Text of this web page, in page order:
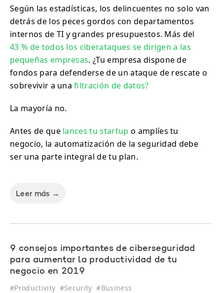
Según las estadísticas, los delincuentes no solo van
detrás de los peces gordos con departamentos
internos de TI y grandes presupuestos. Más del
43 % de todos los ciberataques se dirigen a las
pequeñas empresas. ¿Tu empresa dispone de
fondos para defenderse de un ataque de rescate o
sobrevivir a unafiltración de datos?
La mayoría no.
Antes de que lances tu startup o amplíes tu
negocio, la automatización de la seguridad debe
ser una parte integral de tu plan.
Leer más →
9 consejos importantes de ciberseguridad
para aumentar la productividad de tu
negocio en 2019
#Productivity #Security #Business